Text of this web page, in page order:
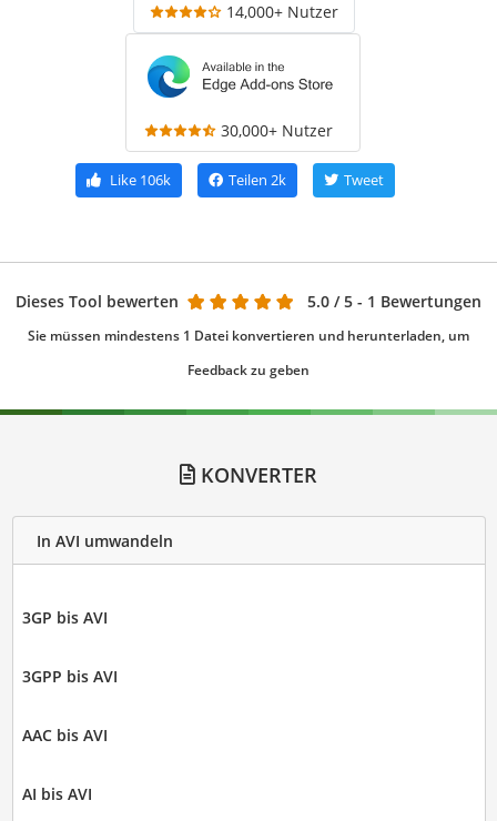
14,000+ Nutzer
30,000+ Nutzer
Like 106k Teilen 2k Tweet
Dieses Tool bewerten 5.0 / 5 - 1 Bewertungen
Sie müssen mindestens 1 Datei konvertieren und herunterladen, um
Feedback zu geben
KONVERTER
In AVI umwandeln
3GP bis AVI
3GPP bis AVI
AAC bis AVI
AI bis AVI